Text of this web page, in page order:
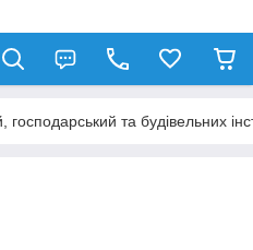
та будівельних